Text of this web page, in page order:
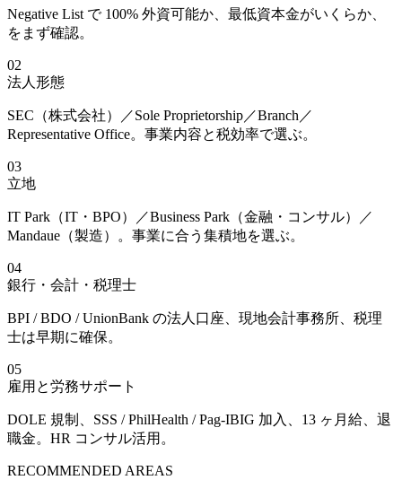
Negative List で 100% 外資可能か、最低資本金がいくらか、
をまず確認。
02
法人形態
SEC（株式会社）／Sole Proprietorship／Branch／
Representative Office。事業内容と税効率で選ぶ。
03
立地
IT Park（IT・BPO）／Business Park（金融・コンサル）／
Mandaue（製造）。事業に合う集積地を選ぶ。
04
銀行・会計・税理士
BPI / BDO / UnionBank の法人口座、現地会計事務所、税理
士は早期に確保。
05
雇用と労務サポート
DOLE 規制、SSS / PhilHealth / Pag-IBIG 加入、13 ヶ月給、退
職金。HR コンサル活用。
RECOMMENDED AREAS